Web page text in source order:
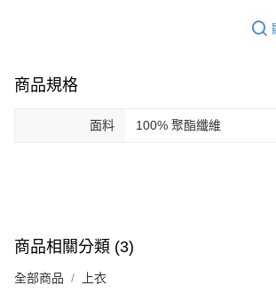
商品規格
面料 100% 聚酯纖維
商品相關分類 (3)
全部商品 上衣